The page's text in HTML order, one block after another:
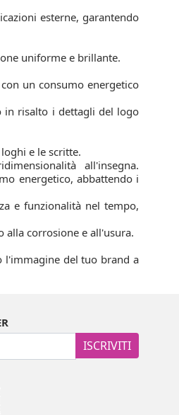
esterne, garantendo
uniforme e brillante.
un consumo energetico
in risalto i dettagli del logo
e le scritte.
all'insegna.
energetico, abbattendo i
e funzionalità nel tempo,
alla corrosione e all'usura.
l'immagine del tuo brand a
ISCRIVITI